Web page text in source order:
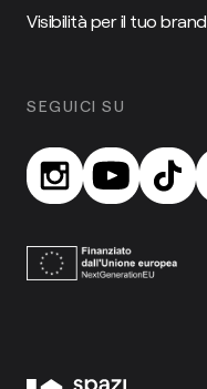
Visibilità per il tuo brand
SEGUICI SU